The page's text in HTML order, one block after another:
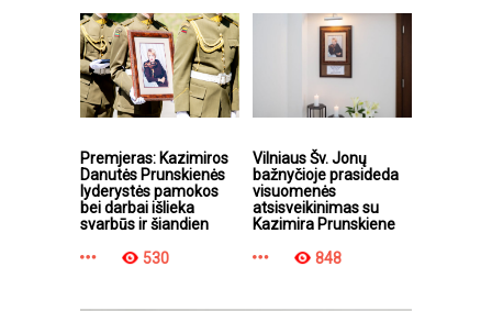
Premjeras: Kazimiros
Danutės Prunskienės
lyderystės pamokos
bei darbai išlieka
svarbūs ir šiandien
530
Vilniaus Šv. Jonų
bažnyčioje prasideda
visuomenės
atsisveikinimas su
Kazimira Prunskiene
848